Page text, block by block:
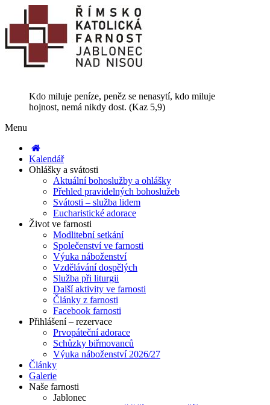
Kdo miluje peníze, peněz se nenasytí, kdo miluje
hojnost, nemá nikdy dost. (Kaz 5,9)
Menu
Kalendář
Ohlášky a svátosti
Aktuální bohoslužby a ohlášky
Přehled pravidelných bohoslužeb
Svátosti – služba lidem
Eucharistické adorace
Život ve farnosti
Modlitební setkání
Společenství ve farnosti
Výuka náboženství
Vzdělávání dospělých
Služba při liturgii
Další aktivity ve farnosti
Články z farnosti
Facebook farnosti
Přihlášení – rezervace
Prvopáteční adorace
Schůzky biřmovanců
Výuka náboženství 2026/27
Články
Galerie
Naše farnosti
Jablonec